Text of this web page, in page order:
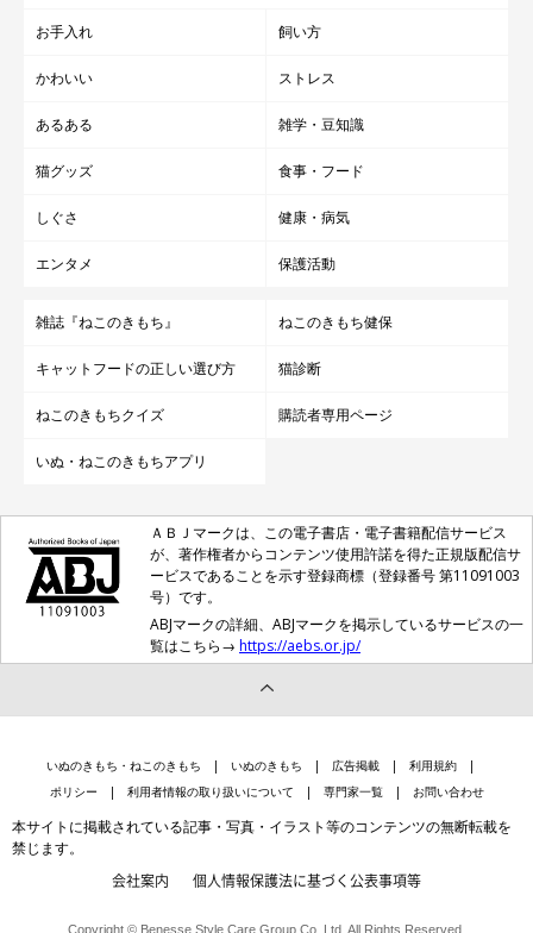
お手入れ 飼い方
かわいい ストレス
あるある 雑学・豆知識
猫グッズ 食事・フード
しぐさ 健康・病気
エンタメ 保護活動
雑誌『ねこのきもち』 ねこのきもち健保
キャットフードの正しい選び方 猫診断
ねこのきもちクイズ 購読者専用ページ
いぬ・ねこのきもちアプリ
ＡＢＪマークは、この電子書店・電子書籍配信サービス
が、著作権者からコンテンツ使用許諾を得た正規版配信サ
ービスであることを示す登録商標（登録番号 第11091003
号）です。
ABJマークの詳細、ABJマークを掲示しているサービスの一
覧はこちら→ https://aebs.or.jp/
いぬのきもち・ねこのきもち いぬのきもち 広告掲載
利用規約
ポリシー
利用者情報の取り扱いについて 専門家一覧 お問い合わせ
本サイトに掲載されている記事・写真・イラスト等のコンテンツの無断転載を
禁じます。
会社案内 個人情報保護法に基づく公表事項等
Copyright © Benesse Style Care Group Co.,Ltd. All Rights Reserved.